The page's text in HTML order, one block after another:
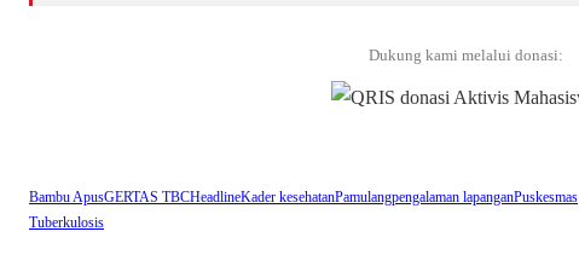
Dukung kami melalui donasi:
Bambu ApusGERTAS TBCHeadlineKader kesehatanPamulangpengalaman lapanganPuskesmas
Tuberkulosis